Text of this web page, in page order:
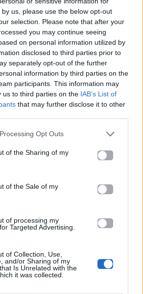
us, please use the below opt-out
selection. Please note that after your
you may continue seeing
on personal information utilized by
disclosed to third parties prior to
separately opt-out of the further
information by third parties on the
participants. This information may
us to third parties on the IAB’s List of
that may further disclose it to other
Opt Outs
of the Sharing of my
of the Sale of my
of processing my
Targeted Advertising.
of Collection, Use,
and/or Sharing of my
Is Unrelated with the
it was collected.
τολμηρή της στιγμή!
ή φωτογραφικό υλικό
, επισκεφτείτε μας στο
μέσωTwitterή
στοInstagram.
ΤΡΑΓΟΥΔΙ
News
αυτό το άρθρο